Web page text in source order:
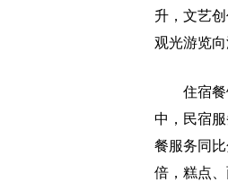
升，文艺
观光游览向
住宿餐饮
中，民宿
餐服务同
倍，糕点